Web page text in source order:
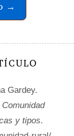
→
Gardey.
Comunidad
y tipos.